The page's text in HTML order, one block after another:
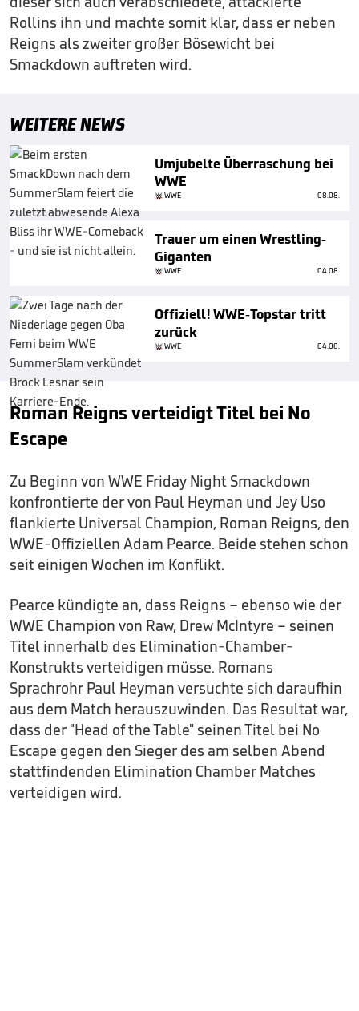
Rollins ihn und machte somit klar, dass er neben
Reigns als zweiter großer Bösewicht bei
Smackdown auftreten wird.
WEITERE NEWS
Umjubelte Überraschung bei
WWE
WWE 08.08.
Trauer um einen Wrestling-
Giganten
WWE 04.08.
Offiziell! WWE-Topstar tritt
zurück
WWE 04.08.
Roman Reigns verteidigt Titel bei No
Escape
Zu Beginn von WWE Friday Night Smackdown
konfrontierte der von Paul Heyman und Jey Uso
flankierte Universal Champion, Roman Reigns, den
WWE-Offiziellen Adam Pearce. Beide stehen schon
seit einigen Wochen im Konflikt.
Pearce kündigte an, dass Reigns – ebenso wie der
WWE Champion von Raw, Drew McIntyre – seinen
Titel innerhalb des Elimination-Chamber-
Konstrukts verteidigen müsse. Romans
Sprachrohr Paul Heyman versuchte sich daraufhin
aus dem Match herauszuwinden. Das Resultat war,
dass der "Head of the Table" seinen Titel bei No
Escape gegen den Sieger des am selben Abend
stattfindenden Elimination Chamber Matches
verteidigen wird.